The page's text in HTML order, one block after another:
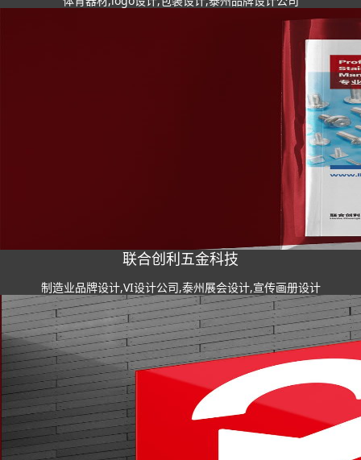
联合创利五金科技
制造业品牌设计,VI设计公司,泰州展会设计,宣传画册设计